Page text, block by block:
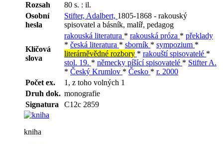
Rozsah
80 s. : il.
Osobní
hesla
Stifter, Adalbert, 1805-1868 - rakouský
spisovatel a básník, malíř, pedagog
Klíčová
slova
rakouská literatura * rakouská próza * překlady
* česká literatura * sborník * sympozium *
literárněvědné rozbory * rakouští spisovatelé *
stol. 19. * německy píšící spisovatelé * Stifter A.
* Český Krumlov * Česko * r. 2000
Počet ex.
1, z toho volných 1
Druh dok. monografie
Signatura
C12c 2859
kniha